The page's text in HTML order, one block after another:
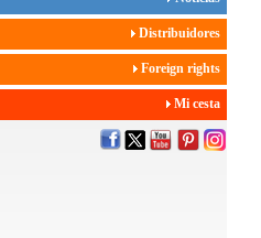
Distribuidores
Foreign rights
Mi cesta